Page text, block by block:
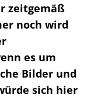
zeitgemäß
noch wird
es um
Bilder und
sich hier